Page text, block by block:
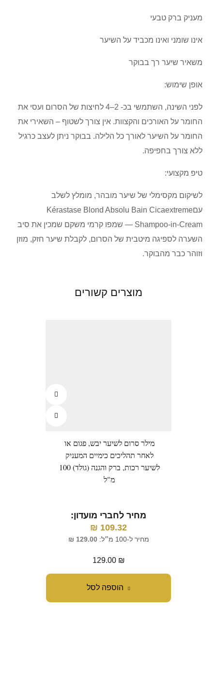
מעניק ברק טבעי
אינו שומני ואינו מכביד על השיער
משאיר שיער רך בבוקר
אופן שימוש:
לפני השינה, השתמשי בכ- 2–4 לחיצות של הסרום ועסי את
החומר על האורכים והקצוות. אין צורך לשטוף – השאירי את
החומר על השיער לאורך כל הלילה. בבוקר ניתן לעצב כרגיל
ללא צורך בחפיפה.
טיפ מקצועי:
לשיקום מקסימלי של שיער מובהר, מומלץ לשלב
עםKérastase Blond Absolu Bain Cicaextreme
Shampoo-in-Cream — שמפו קרמי משקם שמכין את סיב
השערה לספיגה מיטבית של הסרום, לקבלת שיער חזק, מוזן
וזוהר כבר מהבוקר.
מוצרים קשורים
הוספה לסל
מילר סרום לשיער יבש, פגום או
לאחר תהליכים כימיים המעניק
לשיער רכות, ברק והגנה (גולד) 100
מ"ל
מחיר לחברי מועדון:
109.32
₪
מחיר ל-100 מ״ל: 129.00
₪
129.00 ₪